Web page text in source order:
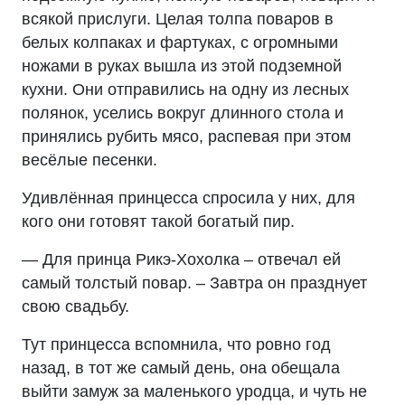
всякой прислуги. Целая толпа поваров в
белых колпаках и фартуках, с огромными
ножами в руках вышла из этой подземной
кухни. Они отправились на одну из лесных
полянок, уселись вокруг длинного стола и
принялись рубить мясо, распевая при этом
весёлые песенки.
Удивлённая принцесса спросила у них, для
кого они готовят такой богатый пир.
— Для принца Рикэ-Хохолка – отвечал ей
самый толстый повар. – Завтра он празднует
свою свадьбу.
Тут принцесса вспомнила, что ровно год
назад, в тот же самый день, она обещала
выйти замуж за маленького уродца, и чуть не